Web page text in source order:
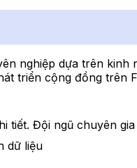
nghiệp dựa trên kinh
triển cộng đồng trên
tiết. Đội ngũ chuyên
dữ liệu